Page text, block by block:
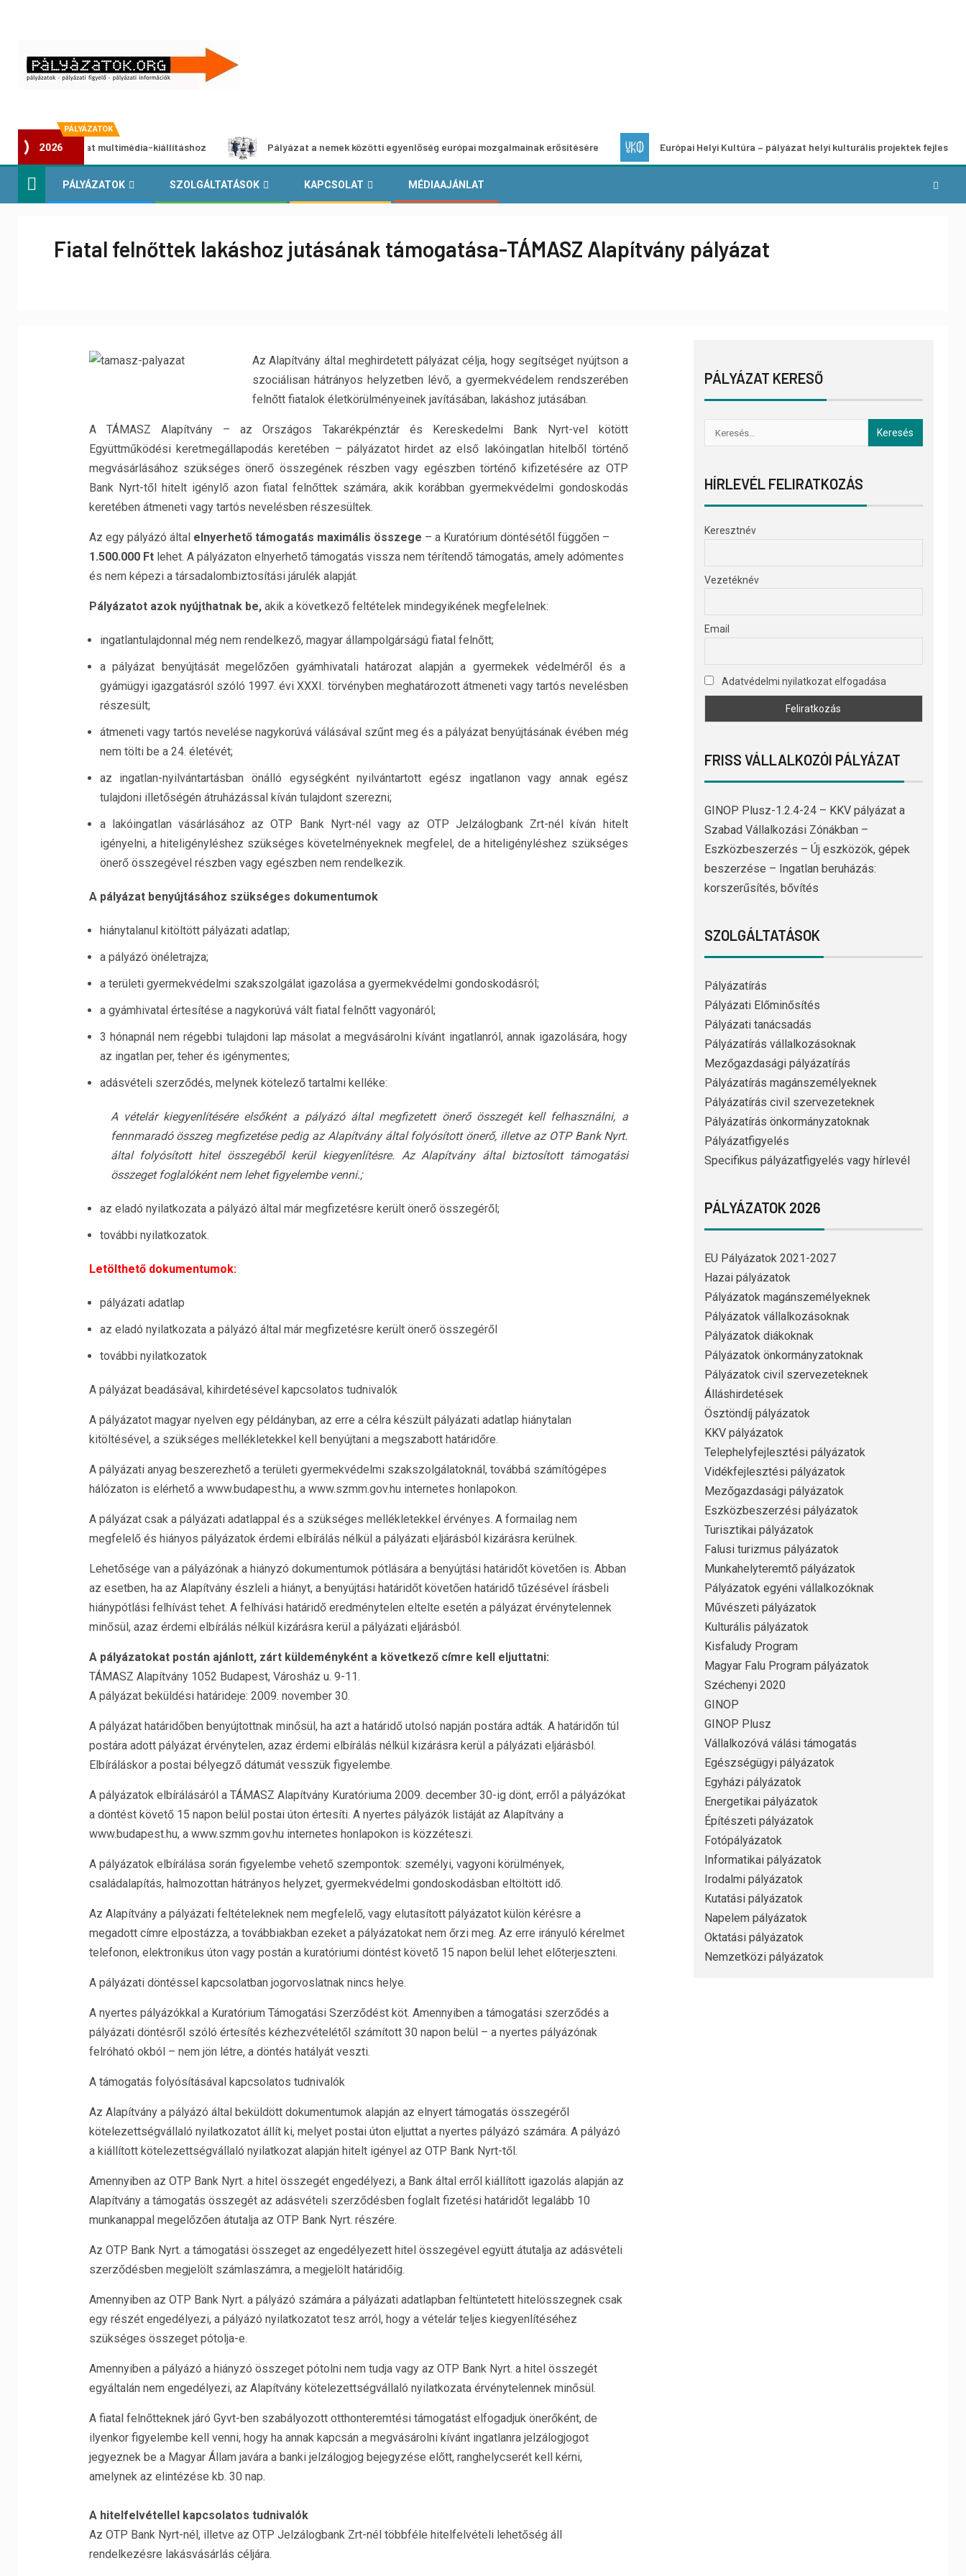
PÁLYÁZATOK
2026
pályázat multimédia-kiállításhoz Pályázat a nemek közötti egyenlőség európai mozgalmainak erősítésére Európai Helyi Kultúra – pályázat helyi kulturális projektek fejlesztésére
PÁLYÁZATOK SZOLGÁLTATÁSOK KAPCSOLAT MÉDIAAJÁNLAT
Fiatal felnőttek lakáshoz jutásának támogatása-TÁMASZ Alapítvány pályázat
Az Alapítvány által meghirdetett pályázat célja, hogy segítséget nyújtson a
szociálisan hátrányos helyzetben lévő, a gyermekvédelem rendszerében
felnőtt fiatalok életkörülményeinek javításában, lakáshoz jutásában.
A TÁMASZ Alapítvány – az Országos Takarékpénztár és Kereskedelmi Bank Nyrt-vel kötött
Együttműködési keretmegállapodás keretében – pályázatot hirdet az első lakóingatlan hitelből történő
megvásárlásához szükséges önerő összegének részben vagy egészben történő kifizetésére az OTP
Bank Nyrt-től hitelt igénylő azon fiatal felnőttek számára, akik korábban gyermekvédelmi gondoskodás
keretében átmeneti vagy tartós nevelésben részesültek.
Az egy pályázó által elnyerhető támogatás maximális összege – a Kuratórium döntésétől függően –
1.500.000 Ftlehet. A pályázaton elnyerhető támogatás vissza nem térítendő támogatás, amely adómentes
és nem képezi a társadalombiztosítási járulék alapját.
Pályázatot azok nyújthatnak be,akik a következő feltételek mindegyikének megfelelnek:
ingatlantulajdonnal még nem rendelkező, magyar állampolgárságú fiatal felnőtt;
a pályázat benyújtását megelőzően gyámhivatali határozat alapján a gyermekek védelméről és a
gyámügyi igazgatásról szóló 1997. évi XXXI. törvényben meghatározott átmeneti vagy tartós nevelésben
részesült;
átmeneti vagy tartós nevelése nagykorúvá válásával szűnt meg és a pályázat benyújtásának évében még
nem tölti be a 24. életévét;
az ingatlan-nyilvántartásban önálló egységként nyilvántartott egész ingatlanon vagy annak egész
tulajdoni illetőségén átruházással kíván tulajdont szerezni;
a lakóingatlan vásárlásához az OTP Bank Nyrt-nél vagy az OTP Jelzálogbank Zrt-nél kíván hitelt
igényelni, a hiteligényléshez szükséges követelményeknek megfelel, de a hiteligényléshez szükséges
önerő összegével részben vagy egészben nem rendelkezik.
A pályázat benyújtásához szükséges dokumentumok
hiánytalanul kitöltött pályázati adatlap;
a pályázó önéletrajza;
a területi gyermekvédelmi szakszolgálat igazolása a gyermekvédelmi gondoskodásról;
a gyámhivatal értesítése a nagykorúvá vált fiatal felnőtt vagyonáról;
3 hónapnál nem régebbi tulajdoni lap másolat a megvásárolni kívánt ingatlanról, annak igazolására, hogy
az ingatlan per, teher és igénymentes;
adásvételi szerződés, melynek kötelező tartalmi kelléke:
A vételár kiegyenlítésére elsőként a pályázó által megfizetett önerő összegét kell felhasználni, a
fennmaradó összeg megfizetése pedig az Alapítvány által folyósított önerő, illetve az OTP Bank Nyrt.
által folyósított hitel összegéből kerül kiegyenlítésre. Az Alapítvány által biztosított támogatási
összeget foglalóként nem lehet figyelembe venni.;
az eladó nyilatkozata a pályázó által már megfizetésre került önerő összegéről;
további nyilatkozatok.
Letölthető dokumentumok:
pályázati adatlap
az eladó nyilatkozata a pályázó által már megfizetésre került önerő összegéről
további nyilatkozatok
A pályázat beadásával, kihirdetésével kapcsolatos tudnivalók
A pályázatot magyar nyelven egy példányban, az erre a célra készült pályázati adatlap hiánytalan
kitöltésével, a szükséges mellékletekkel kell benyújtani a megszabott határidőre.
A pályázati anyag beszerezhető a területi gyermekvédelmi szakszolgálatoknál, továbbá számítógépes
hálózaton is elérhető a www.budapest.hu, a www.szmm.gov.hu internetes honlapokon.
A pályázat csak a pályázati adatlappal és a szükséges mellékletekkel érvényes. A formailag nem
megfelelő és hiányos pályázatok érdemi elbírálás nélkül a pályázati eljárásból kizárásra kerülnek.
Lehetősége van a pályázónak a hiányzó dokumentumok pótlására a benyújtási határidőt követően is. Abban
az esetben, ha az Alapítvány észleli a hiányt, a benyújtási határidőt követően határidő tűzésével írásbeli
hiánypótlási felhívást tehet. A felhívási határidő eredménytelen eltelte esetén a pályázat érvénytelennek
minősül, azaz érdemi elbírálás nélkül kizárásra kerül a pályázati eljárásból.
A pályázatokat postán ajánlott, zárt küldeményként a következő címre kell eljuttatni:
TÁMASZ Alapítvány 1052 Budapest, Városház u. 9-11.
A pályázat beküldési határideje: 2009. november 30.
A pályázat határidőben benyújtottnak minősül, ha azt a határidő utolsó napján postára adták. A határidőn túl
postára adott pályázat érvénytelen, azaz érdemi elbírálás nélkül kizárásra kerül a pályázati eljárásból.
Elbíráláskor a postai bélyegző dátumát vesszük figyelembe.
A pályázatok elbírálásáról a TÁMASZ Alapítvány Kuratóriuma 2009. december 30-ig dönt, erről a pályázókat
a döntést követő 15 napon belül postai úton értesíti. A nyertes pályázók listáját az Alapítvány a
www.budapest.hu, a www.szmm.gov.hu internetes honlapokon is közzéteszi.
A pályázatok elbírálása során figyelembe vehető szempontok: személyi, vagyoni körülmények,
családalapítás, halmozottan hátrányos helyzet, gyermekvédelmi gondoskodásban eltöltött idő.
Az Alapítvány a pályázati feltételeknek nem megfelelő, vagy elutasított pályázatot külön kérésre a
megadott címre elpostázza, a továbbiakban ezeket a pályázatokat nem őrzi meg. Az erre irányuló kérelmet
telefonon, elektronikus úton vagy postán a kuratóriumi döntést követő 15 napon belül lehet előterjeszteni.
A pályázati döntéssel kapcsolatban jogorvoslatnak nincs helye.
A nyertes pályázókkal a Kuratórium Támogatási Szerződést köt. Amennyiben a támogatási szerződés a
pályázati döntésről szóló értesítés kézhezvételétől számított 30 napon belül – a nyertes pályázónak
felróható okból – nem jön létre, a döntés hatályát veszti.
A támogatás folyósításával kapcsolatos tudnivalók
Az Alapítvány a pályázó által beküldött dokumentumok alapján az elnyert támogatás összegéről
kötelezettségvállaló nyilatkozatot állít ki, melyet postai úton eljuttat a nyertes pályázó számára. A pályázó
a kiállított kötelezettségvállaló nyilatkozat alapján hitelt igényel az OTP Bank Nyrt-től.
Amennyiben az OTP Bank Nyrt. a hitel összegét engedélyezi, a Bank által erről kiállított igazolás alapján az
Alapítvány a támogatás összegét az adásvételi szerződésben foglalt fizetési határidőt legalább 10
munkanappal megelőzően átutalja az OTP Bank Nyrt. részére.
Az OTP Bank Nyrt. a támogatási összeget az engedélyezett hitel összegével együtt átutalja az adásvételi
szerződésben megjelölt számlaszámra, a megjelölt határidőig.
Amennyiben az OTP Bank Nyrt. a pályázó számára a pályázati adatlapban feltüntetett hitelösszegnek csak
egy részét engedélyezi, a pályázó nyilatkozatot tesz arról, hogy a vételár teljes kiegyenlítéséhez
szükséges összeget pótolja-e.
Amennyiben a pályázó a hiányzó összeget pótolni nem tudja vagy az OTP Bank Nyrt. a hitel összegét
egyáltalán nem engedélyezi, az Alapítvány kötelezettségvállaló nyilatkozata érvénytelennek minősül.
A fiatal felnőtteknek járó Gyvt-ben szabályozott otthonteremtési támogatást elfogadjuk önerőként, de
ilyenkor figyelembe kell venni, hogy ha annak kapcsán a megvásárolni kívánt ingatlanra jelzálogjogot
jegyeznek be a Magyar Állam javára a banki jelzálogjog bejegyzése előtt, ranghelycserét kell kérni,
amelynek az elintézése kb. 30 nap.
A hitelfelvétellel kapcsolatos tudnivalók
Az OTP Bank Nyrt-nél, illetve az OTP Jelzálogbank Zrt-nél többféle hitelfelvételi lehetőség áll
rendelkezésre lakásvásárlás céljára.
PÁLYÁZAT KERESŐ
HÍRLEVÉL FELIRATKOZÁS
Keresztnév
Vezetéknév
Email
Adatvédelmi nyilatkozat elfogadása
FRISS VÁLLALKOZÓI PÁLYÁZAT
GINOP Plusz-1.2.4-24 – KKV pályázat a
Szabad Vállalkozási Zónákban –
Eszközbeszerzés – Új eszközök, gépek
beszerzése – Ingatlan beruházás:
korszerűsítés, bővítés
SZOLGÁLTATÁSOK
Pályázatírás
Pályázati Előminősítés
Pályázati tanácsadás
Pályázatírás vállalkozásoknak
Mezőgazdasági pályázatírás
Pályázatírás magánszemélyeknek
Pályázatírás civil szervezeteknek
Pályázatírás önkormányzatoknak
Pályázatfigyelés
Specifikus pályázatfigyelés vagy hírlevél
PÁLYÁZATOK 2026
EU Pályázatok 2021-2027
Hazai pályázatok
Pályázatok magánszemélyeknek
Pályázatok vállalkozásoknak
Pályázatok diákoknak
Pályázatok önkormányzatoknak
Pályázatok civil szervezeteknek
Álláshirdetések
Ösztöndíj pályázatok
KKV pályázatok
Telephelyfejlesztési pályázatok
Vidékfejlesztési pályázatok
Mezőgazdasági pályázatok
Eszközbeszerzési pályázatok
Turisztikai pályázatok
Falusi turizmus pályázatok
Munkahelyteremtő pályázatok
Pályázatok egyéni vállalkozóknak
Művészeti pályázatok
Kulturális pályázatok
Kisfaludy Program
Magyar Falu Program pályázatok
Széchenyi 2020
GINOP
GINOP Plusz
Vállalkozóvá válási támogatás
Egészségügyi pályázatok
Egyházi pályázatok
Energetikai pályázatok
Építészeti pályázatok
Fotópályázatok
Informatikai pályázatok
Irodalmi pályázatok
Kutatási pályázatok
Napelem pályázatok
Oktatási pályázatok
Nemzetközi pályázatok